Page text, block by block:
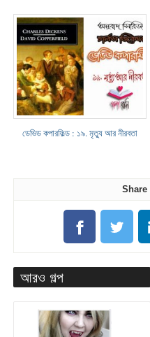
ডেভিড কপারফিল্ড : ১৯. মৃত্যু আর নীরবতা
Share
আরও গল্প